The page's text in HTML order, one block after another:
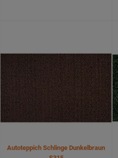
Autoteppich Schlinge Dunkelbraun